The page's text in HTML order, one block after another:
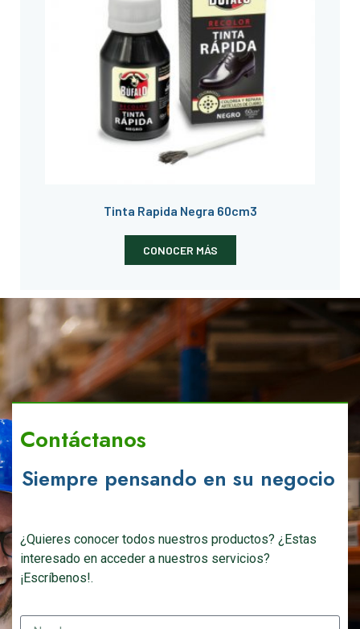
Tinta Rapida Negra 60cm3
CONOCER MÁS
Contáctanos
Siempre pensando en su negocio
¿Quieres conocer todos nuestros productos? ¿Estas
interesado en acceder a nuestros servicios?
¡Escríbenos!.